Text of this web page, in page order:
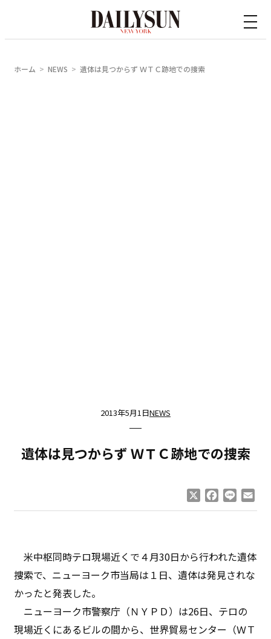
ホーム NEWS 遺体は見つからず ＷＴＣ跡地での捜索
2013年5月1日NEWS
遺体は見つからず ＷＴＣ跡地での捜索
Facebook
Line
米中枢同時テロ現場近くで４月30日から行われた遺体
捜索で、ニューヨーク市当局は１日、遺体は発見されな
かったと発表した。
ニューヨーク市警察庁（ＮＹＰＤ）は26日、テロの
現場近くにあるビルの間から、世界貿易センター（ＷＴ